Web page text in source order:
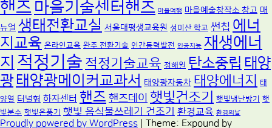
핸즈 마을기술센터핸즈 마을여행 마을예술창작소 창고 매
뉴얼 생태전환교실 서울대평생교육원 성미산 학교 썬칩 에너
지교육 온라인교육 완주 전환기술 인간동력발전 인공지능 재생에너
지 적정기술 적정기술교육 정해원 탄소중립 태양
광 태양광메이커교과서 태양광자동차 태양에너지
태
양열 터널형 하자센터 핸즈 핸즈데이 햇빛건조기 햇빛냉난방기
햇
빛분수 햇빛온풍기 햇빛 음식물쓰레기 건조기 환경교육 환경의날
Proudly powered by WordPress Theme: Expound by